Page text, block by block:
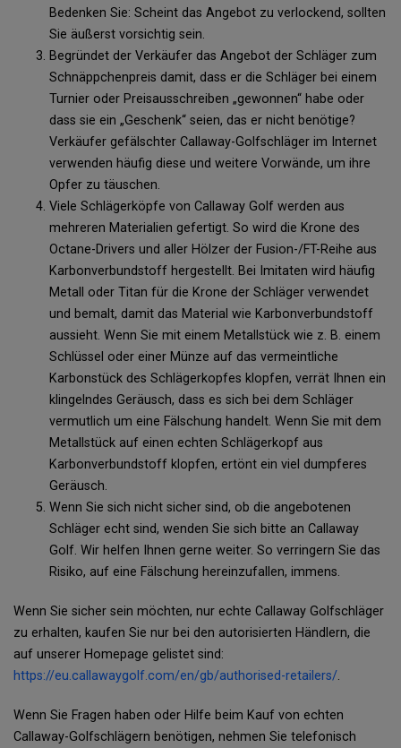
Bedenken Sie: Scheint das Angebot zu verlockend, sollten
Sie äußerst vorsichtig sein.
Begründet der Verkäufer das Angebot der Schläger zum
Schnäppchenpreis damit, dass er die Schläger bei einem
Turnier oder Preisausschreiben „gewonnen“ habe oder
dass sie ein „Geschenk“ seien, das er nicht benötige?
Verkäufer gefälschter Callaway-Golfschläger im Internet
verwenden häufig diese und weitere Vorwände, um ihre
Opfer zu täuschen.
Viele Schlägerköpfe von Callaway Golf werden aus
mehreren Materialien gefertigt. So wird die Krone des
Octane-Drivers und aller Hölzer der Fusion-/FT-Reihe aus
Karbonverbundstoff hergestellt. Bei Imitaten wird häufig
Metall oder Titan für die Krone der Schläger verwendet
und bemalt, damit das Material wie Karbonverbundstoff
aussieht. Wenn Sie mit einem Metallstück wie z. B. einem
Schlüssel oder einer Münze auf das vermeintliche
Karbonstück des Schlägerkopfes klopfen, verrät Ihnen ein
klingelndes Geräusch, dass es sich bei dem Schläger
vermutlich um eine Fälschung handelt. Wenn Sie mit dem
Metallstück auf einen echten Schlägerkopf aus
Karbonverbundstoff klopfen, ertönt ein viel dumpferes
Geräusch.
Wenn Sie sich nicht sicher sind, ob die angebotenen
Schläger echt sind, wenden Sie sich bitte an Callaway
Golf. Wir helfen Ihnen gerne weiter. So verringern Sie das
Risiko, auf eine Fälschung hereinzufallen, immens.
Wenn Sie sicher sein möchten, nur echte Callaway Golfschläger
zu erhalten, kaufen Sie nur bei den autorisierten Händlern, die
auf unserer Homepage gelistet sind:
https://eu.callawaygolf.com/en/gb/authorised-retailers/.
Wenn Sie Fragen haben oder Hilfe beim Kauf von echten
Callaway-Golfschlägern benötigen, nehmen Sie telefonisch